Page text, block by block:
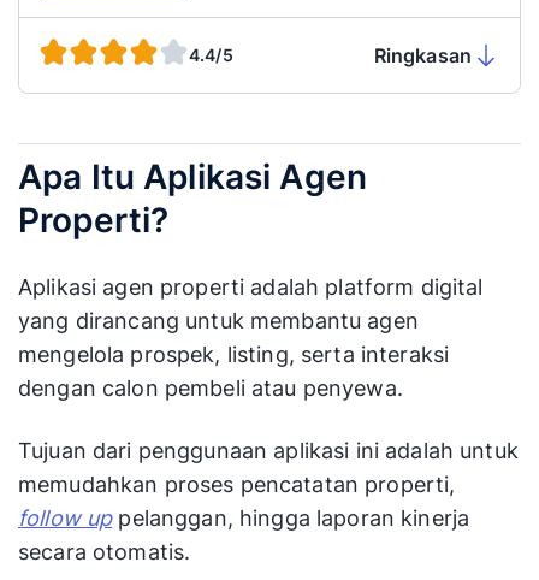
4.4/5 Ringkasan
Apa Itu Aplikasi Agen
Properti?
Aplikasi agen properti adalah platform digital
yang dirancang untuk membantu agen
mengelola prospek, listing, serta interaksi
dengan calon pembeli atau penyewa.
Tujuan dari penggunaan aplikasi ini adalah untuk
memudahkan proses pencatatan properti,
follow uppelanggan, hingga laporan kinerja
secara otomatis.